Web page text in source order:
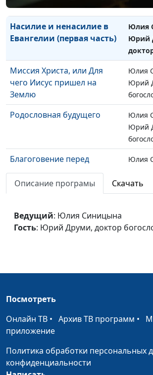
Насилие и ненасилие в
Евангелии (первая часть)
Юлия
Юрий
Миссия Христа, или Для
чего Иисус пришел на
Землю
Юлия
Юрий
Родословная будущего
Юлия
Юрий
Благоговение перед
жизнью
Юлия
современном мире
понимание
Молиться и не унывать
Юлия
Описание програмы Скачать
Ведущий: Юлия Синицына
Гость: Юрий Друми, доктор
Посмотреть
Онлайн ТВ • Архив ТВ программ •
приложение
Политика обработки персональных
конфиденциальности